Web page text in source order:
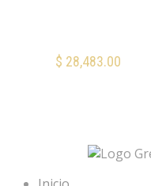
$ 28,483.00
AÑADIR AL CARRITO